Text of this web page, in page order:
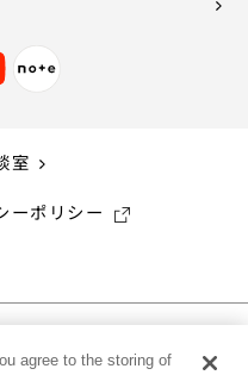
室
ーポリシー
agree to the storing of